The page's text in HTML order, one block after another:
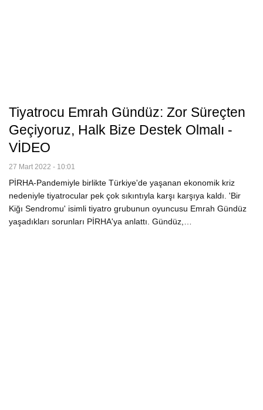
Tiyatrocu Emrah Gündüz: Zor Süreçten
Geçiyoruz, Halk Bize Destek Olmalı -
VİDEO
27 Mart 2022 - 10:01
PİRHA-Pandemiyle birlikte Türkiye'de yaşanan ekonomik kriz
nedeniyle tiyatrocular pek çok sıkıntıyla karşı karşıya kaldı. 'Bir
Kiğı Sendromu' isimli tiyatro grubunun oyuncusu Emrah Gündüz
yaşadıkları sorunları PİRHA'ya anlattı. Gündüz,…